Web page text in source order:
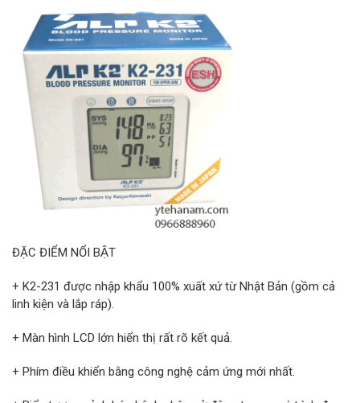
ĐẶC ĐIỂM NỔI BẬT
+ K2-231 được nhập khẩu 100% xuất xứ từ Nhật Bản (gồm cả
linh kiện và lắp ráp).
+ Màn hình LCD lớn hiển thị rất rõ kết quả.
+ Phím điều khiển bằng công nghệ cảm ứng mới nhất.